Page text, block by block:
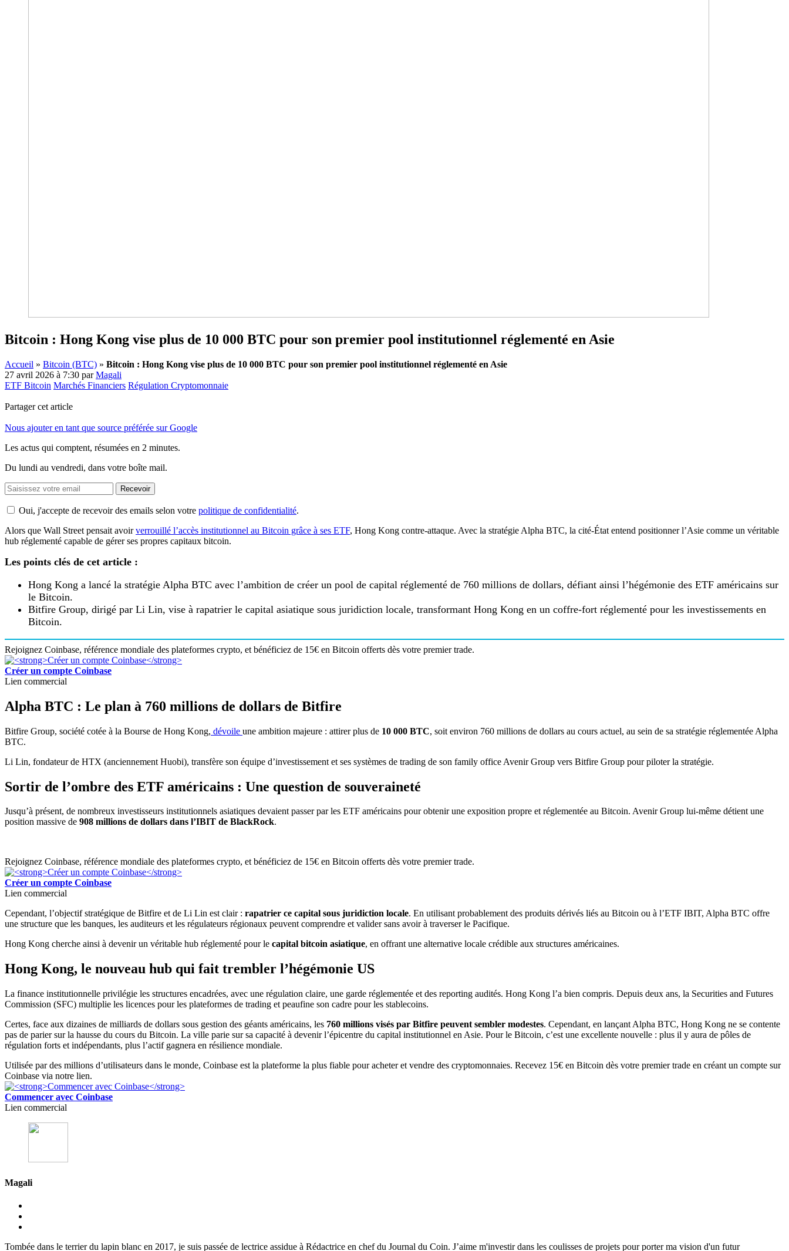
Bitcoin : Hong Kong vise plus de 10 000 BTC pour son premier pool institutionnel réglementé en Asie
Accueil » Bitcoin (BTC) » Bitcoin : Hong Kong vise plus de 10 000 BTC pour son premier pool institutionnel réglementé en Asie
27 avril 2026 à 7:30 parMagali
ETF Bitcoin Marchés Financiers Régulation Cryptomonnaie
Partager cet article
Nous ajouter en tant que source préférée sur Google
Les actus qui comptent, résumées en 2 minutes.
Du lundi au vendredi, dans votre boîte mail.
Recevoir
Oui, j'accepte de recevoir des emails selon votre politique de confidentialité.
Alors que Wall Street pensait avoirverrouillé l’accès institutionnel au Bitcoin grâce à ses ETF, Hong Kong contre-attaque. Avec la stratégie Alpha BTC, la cité-État entend positionner l’Asie comme un véritable
hub réglementé capable de gérer ses propres capitaux bitcoin.
Les points clés de cet article :
Hong Kong a lancé la stratégie Alpha BTC avec l’ambition de créer un pool de capital réglementé de 760 millions de dollars, défiant ainsi l’hégémonie des ETF américains sur
le Bitcoin.
Bitfire Group, dirigé par Li Lin, vise à rapatrier le capital asiatique sous juridiction locale, transformant Hong Kong en un coffre-fort réglementé pour les investissements en
Bitcoin.
Rejoignez Coinbase, référence mondiale des plateformes crypto, et bénéficiez de 15€ en Bitcoin offerts dès votre premier trade.
Créer un compte Coinbase
Lien commercial
Alpha BTC : Le plan à 760 millions de dollars de Bitfire
Bitfire Group, société cotée à la Bourse de Hong Kong, dévoile une ambition majeure : attirer plus de 10 000 BTC, soit environ 760 millions de dollars au cours actuel, au sein de sa stratégie réglementée Alpha
BTC.
Li Lin, fondateur de HTX (anciennement Huobi), transfère son équipe d’investissement et ses systèmes de trading de son family office Avenir Group vers Bitfire Group pour piloter la stratégie.
Sortir de l’ombre des ETF américains : Une question de souveraineté
Jusqu’à présent, de nombreux investisseurs institutionnels asiatiques devaient passer par les ETF américains pour obtenir une exposition propre et réglementée au Bitcoin. Avenir Group lui-même détient une
position massive de 908 millions de dollars dans l’IBIT de BlackRock.
Rejoignez Coinbase, référence mondiale des plateformes crypto, et bénéficiez de 15€ en Bitcoin offerts dès votre premier trade.
Créer un compte Coinbase
Lien commercial
Cependant, l’objectif stratégique de Bitfire et de Li Lin est clair : rapatrier ce capital sous juridiction locale. En utilisant probablement des produits dérivés liés au Bitcoin ou à l’ETF IBIT, Alpha BTC offre
une structure que les banques, les auditeurs et les régulateurs régionaux peuvent comprendre et valider sans avoir à traverser le Pacifique.
Hong Kong cherche ainsi à devenir un véritable hub réglementé pour le capital bitcoin asiatique, en offrant une alternative locale crédible aux structures américaines.
Hong Kong, le nouveau hub qui fait trembler l’hégémonie US
La finance institutionnelle privilégie les structures encadrées, avec une régulation claire, une garde réglementée et des reporting audités. Hong Kong l’a bien compris. Depuis deux ans, la Securities and Futures
Commission (SFC) multiplie les licences pour les plateformes de trading et peaufine son cadre pour les stablecoins.
Certes, face aux dizaines de milliards de dollars sous gestion des géants américains, les 760 millions visés par Bitfire peuvent sembler modestes. Cependant, en lançant Alpha BTC, Hong Kong ne se contente
pas de parier sur la hausse du cours du Bitcoin. La ville parie sur sa capacité à devenir l’épicentre du capital institutionnel en Asie. Pour le Bitcoin, c’est une excellente nouvelle : plus il y aura de pôles de
régulation forts et indépendants, plus l’actif gagnera en résilience mondiale.
Utilisée par des millions d’utilisateurs dans le monde, Coinbase est la plateforme la plus fiable pour acheter et vendre des cryptomonnaies. Recevez 15€ en Bitcoin dès votre premier trade en créant un compte sur
Coinbase via notre lien.
Commencer avec Coinbase
Lien commercial
Magali
Tombée dans le terrier du lapin blanc en 2017, je suis passée de lectrice assidue à Rédactrice en chef du Journal du Coin. J’aime m'investir dans les coulisses de projets pour porter ma vision d'un futur